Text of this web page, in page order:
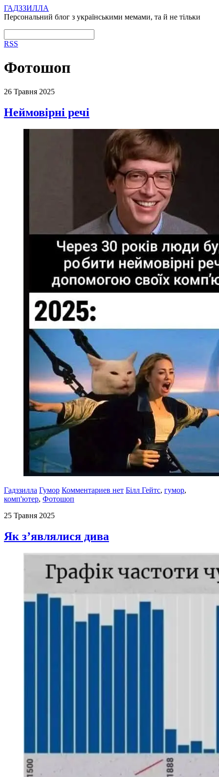
ГАДЗЗИЛЛА
Персональний блог з українськими мемами, та й не тільки
RSS
Фотошоп
26 Травня 2025
Неймовірні речі
Гадззилла Гумор Комментариев нет Білл Гейтс, гумор,
комп'ютер, Фотошоп
25 Травня 2025
Як з’являлися дива